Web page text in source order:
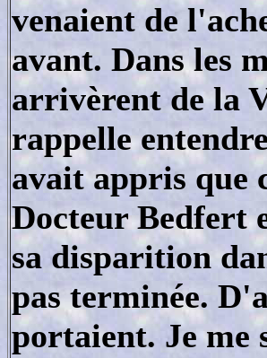
venaient de
avant. Dans les
arrivèrent de la
rappelle
avait appris que
Docteur Bedfert
sa disparition
pas terminée.
portaient. Je me